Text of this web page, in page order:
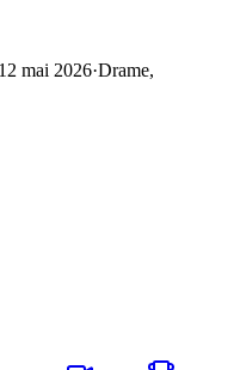
12 mai 2026·Drame,